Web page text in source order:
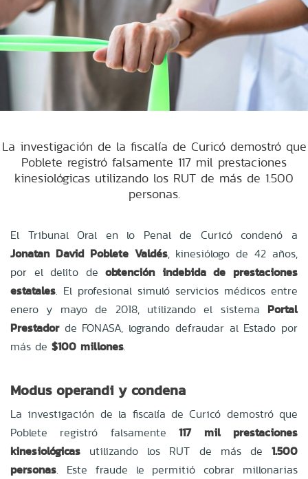
La investigación de la fiscalía de Curicó demostró que
Poblete registró falsamente 117 mil prestaciones
kinesiológicas utilizando los RUT de más de 1.500
personas.
El Tribunal Oral en lo Penal de Curicó condenó a
Jonatan David Poblete Valdés, kinesiólogo de 42 años,
por el delito deobtención indebida de prestaciones
estatales. El profesional simuló servicios médicos entre
enero y mayo de 2018, utilizando el sistema Portal
Prestadorde FONASA, logrando defraudar al Estado por
más de $100 millones.
Modus operandi y condena
La investigación de la fiscalía de Curicó demostró que
Poblete registró falsamente117 mil prestaciones
kinesiológicas utilizando los RUT de más de 1.500
personas. Este fraude le permitió cobrar millonarias